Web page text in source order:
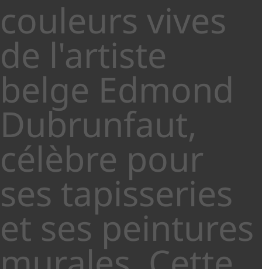
couleurs vives
de l'artiste
belge Edmond
Dubrunfaut,
célèbre pour
ses tapisseries
et ses peintures